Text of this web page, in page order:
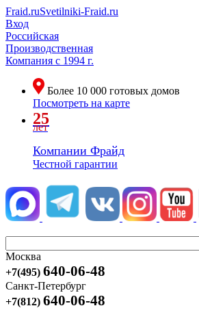
Fraid.ruSvetilniki-Fraid.ru
Вход
Российская
Производственная
Компания с 1994 г.
Более 10 000 готовых домов
Посмотреть на карте
25
лет
Компании Фрайд
Честной гарантии
Москва
+7(495) 640-06-48
Санкт-Петербург
+7(812) 640-06-48